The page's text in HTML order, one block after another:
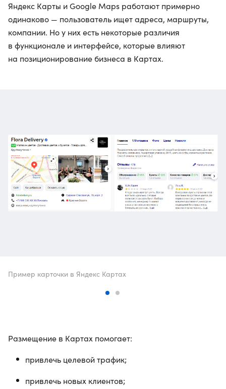
Яндекс Карты и Google Maps работают примерно
одинаково — пользователь ищет адреса, маршруты,
компании. Но у них есть некоторые различия
в функционале и интерфейсе, которые влияют
на позиционирование бизнеса в Картах.
Пример карточки в Яндекс Картах
Размещение в Картах помогает:
привлечь целевой трафик;
привлечь новых клиентов;